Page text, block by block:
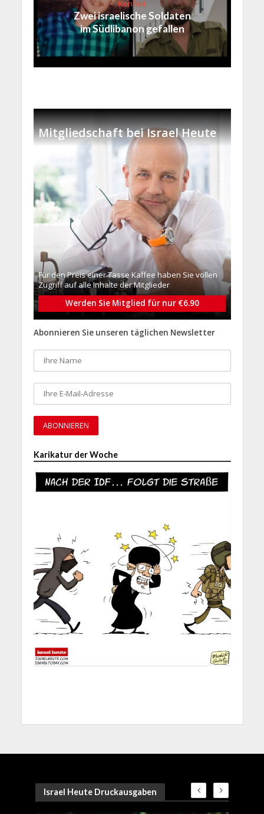
Konflikt
Zwei israelische Soldaten
im Südlibanon gefallen
Mitgliedschaft bei Israel Heute
Für den Preis einer Tasse Kaffee haben Sie vollen
Zugriff auf alle Inhalte der Mitglieder
Werden Sie Mitglied für nur €6.90
Abonnieren Sie unseren täglichen Newsletter
Karikatur der Woche
Israel Heute Druckausgaben